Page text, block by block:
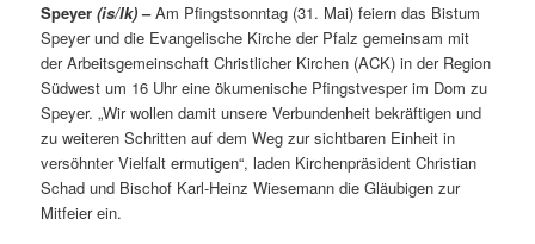
Speyer(is/lk)–Am Pfingstsonntag (31. Mai) feiern das Bistum
Speyer und die Evangelische Kirche der Pfalz gemeinsam mit
der Arbeitsgemeinschaft Christlicher Kirchen (ACK) in der Region
Südwest um 16 Uhr eine ökumenische Pfingstvesper im Dom zu
Speyer. „Wir wollen damit unsere Verbundenheit bekräftigen und
zu weiteren Schritten auf dem Weg zur sichtbaren Einheit in
versöhnter Vielfalt ermutigen“, laden Kirchenpräsident Christian
Schad und Bischof Karl-Heinz Wiesemann die Gläubigen zur
Mitfeier ein.